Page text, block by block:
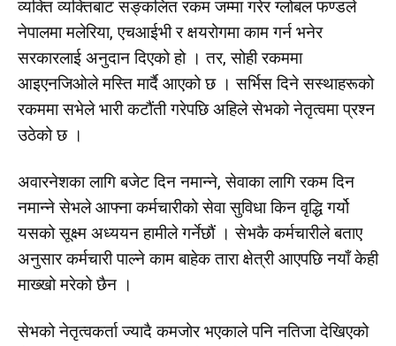
व्यक्ति व्यक्तिबाट सङ्कलित रकम जम्मा गरेर ग्लोबल फण्डले
नेपालमा मलेरिया, एचआईभी र क्षयरोगमा काम गर्न भनेर
सरकारलाई अनुदान दिएको हो । तर, सोही रकममा
आइएनजिओले मस्ति मार्दै आएको छ । सर्भिस दिने सस्थाहरूको
रकममा सभेले भारी कटौंती गरेपछि अहिले सेभको नेतृत्वमा प्रश्न
उठेको छ ।
अवारनेशका लागि बजेट दिन नमान्ने, सेवाका लागि रकम दिन
नमान्ने सेभले आफ्ना कर्मचारीको सेवा सुविधा किन वृद्धि गर्यो
यसको सूक्ष्म अध्ययन हामीले गर्नेछौं । सेभकै कर्मचारीले बताए
अनुसार कर्मचारी पाल्ने काम बाहेक तारा क्षेत्री आएपछि नयाँ केही
माख्खो मरेको छैन ।
सेभको नेतृत्वकर्ता ज्यादै कमजोर भएकाले पनि नतिजा देखिएको